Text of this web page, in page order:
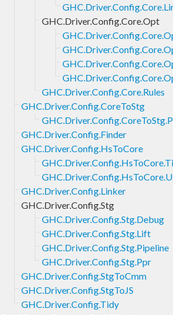
GHC.Driver.Config.Core.Opt
GHC.Driver.Config.Core.Rules
GHC.Driver.Config.CoreToStg
GHC.Driver.Config.Finder
GHC.Driver.Config.HsToCore
GHC.Driver.Config.Linker
GHC.Driver.Config.Stg
GHC.Driver.Config.Stg.Debug
GHC.Driver.Config.Stg.Lift
GHC.Driver.Config.Stg.Pipeline
GHC.Driver.Config.Stg.Ppr
GHC.Driver.Config.StgToCmm
GHC.Driver.Config.StgToJS
GHC.Driver.Config.Tidy